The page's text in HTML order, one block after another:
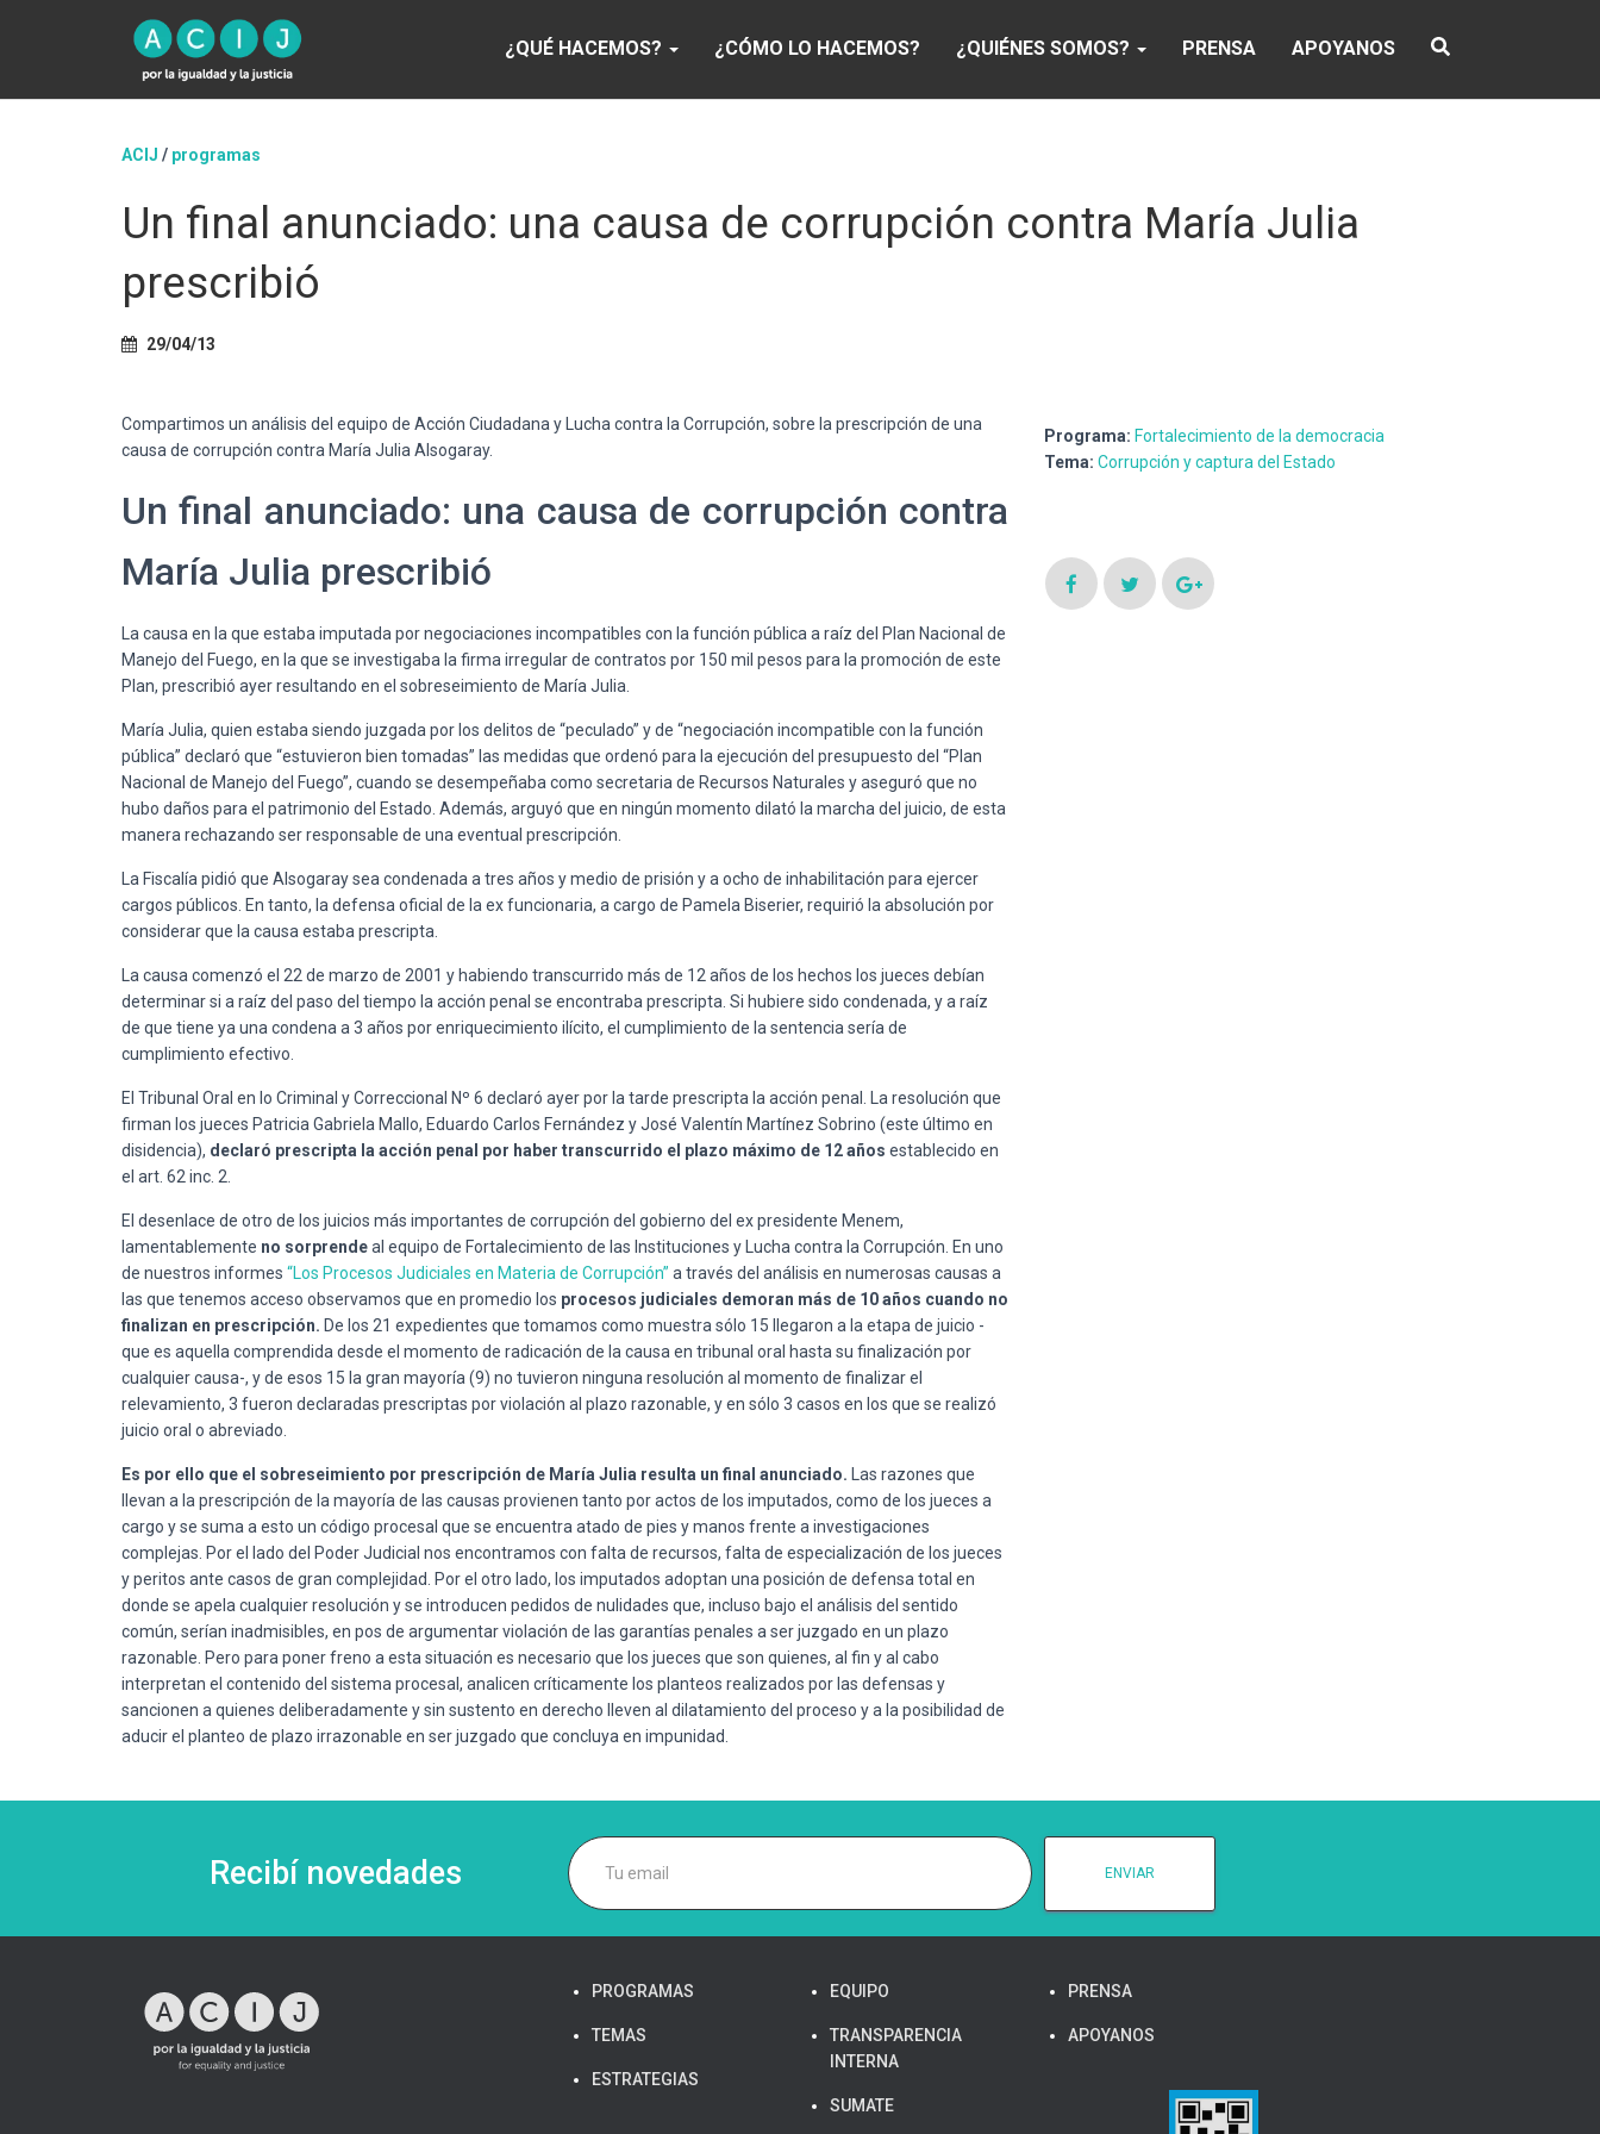
¿QUÉ HACEMOS? ¿CÓMO LO HACEMOS? ¿QUIÉNES SOMOS? PRENSA APOYANOS
ACIJ / programas
Un final anunciado: una causa de corrupción contra María Julia
prescribió
29/04/13
Compartimos un análisis del equipo de Acción Ciudadana y Lucha contra la Corrupción, sobre la prescripción de una
causa de corrupción contra María Julia Alsogaray.
Un final anunciado: una causa de corrupción contra
María Julia prescribió
La causa en la que estaba imputada por negociaciones incompatibles con la función pública a raíz del Plan Nacional de
Manejo del Fuego, en la que se investigaba la firma irregular de contratos por 150 mil pesos para la promoción de este
Plan, prescribió ayer resultando en el sobreseimiento de María Julia.
María Julia, quien estaba siendo juzgada por los delitos de “peculado” y de “negociación incompatible con la función
pública” declaró que “estuvieron bien tomadas” las medidas que ordenó para la ejecución del presupuesto del “Plan
Nacional de Manejo del Fuego”, cuando se desempeñaba como secretaria de Recursos Naturales y aseguró que no
hubo daños para el patrimonio del Estado. Además, arguyó que en ningún momento dilató la marcha del juicio, de esta
manera rechazando ser responsable de una eventual prescripción.
La Fiscalía pidió que Alsogaray sea condenada a tres años y medio de prisión y a ocho de inhabilitación para ejercer
cargos públicos. En tanto, la defensa oficial de la ex funcionaria, a cargo de Pamela Biserier, requirió la absolución por
considerar que la causa estaba prescripta.
La causa comenzó el 22 de marzo de 2001 y habiendo transcurrido más de 12 años de los hechos los jueces debían
determinar si a raíz del paso del tiempo la acción penal se encontraba prescripta. Si hubiere sido condenada, y a raíz
de que tiene ya una condena a 3 años por enriquecimiento ilícito, el cumplimiento de la sentencia sería de
cumplimiento efectivo.
El Tribunal Oral en lo Criminal y Correccional Nº 6 declaró ayer por la tarde prescripta la acción penal. La resolución que
firman los jueces Patricia Gabriela Mallo, Eduardo Carlos Fernández y José Valentín Martínez Sobrino (este último en
disidencia), declaró prescripta la acción penal por haber transcurrido el plazo máximo de 12 años establecido en
el art. 62 inc. 2.
El desenlace de otro de los juicios más importantes de corrupción del gobierno del ex presidente Menem,
lamentablemente no sorprendeal equipo de Fortalecimiento de las Instituciones y Lucha contra la Corrupción. En uno
de nuestros informes “Los Procesos Judiciales en Materia de Corrupción” a través del análisis en numerosas causas a
las que tenemos acceso observamos que en promedio los procesos judiciales demoran más de 10 años cuando no
finalizan en prescripción. De los 21 expedientes que tomamos como muestra sólo 15 llegaron a la etapa de juicio -
que es aquella comprendida desde el momento de radicación de la causa en tribunal oral hasta su finalización por
cualquier causa-, y de esos 15 la gran mayoría (9) no tuvieron ninguna resolución al momento de finalizar el
relevamiento, 3 fueron declaradas prescriptas por violación al plazo razonable, y en sólo 3 casos en los que se realizó
juicio oral o abreviado.
Es por ello que el sobreseimiento por prescripción de María Julia resulta un final anunciado. Las razones que
llevan a la prescripción de la mayoría de las causas provienen tanto por actos de los imputados, como de los jueces a
cargo y se suma a esto un código procesal que se encuentra atado de pies y manos frente a investigaciones
complejas. Por el lado del Poder Judicial nos encontramos con falta de recursos, falta de especialización de los jueces
y peritos ante casos de gran complejidad. Por el otro lado, los imputados adoptan una posición de defensa total en
donde se apela cualquier resolución y se introducen pedidos de nulidades que, incluso bajo el análisis del sentido
común, serían inadmisibles, en pos de argumentar violación de las garantías penales a ser juzgado en un plazo
razonable. Pero para poner freno a esta situación es necesario que los jueces que son quienes, al fin y al cabo
interpretan el contenido del sistema procesal, analicen críticamente los planteos realizados por las defensas y
sancionen a quienes deliberadamente y sin sustento en derecho lleven al dilatamiento del proceso y a la posibilidad de
aducir el planteo de plazo irrazonable en ser juzgado que concluya en impunidad.
Programa: Fortalecimiento de la democracia
Tema: Corrupción y captura del Estado
Recibí novedades
PROGRAMAS
TEMAS
ESTRATEGIAS
EQUIPO
TRANSPARENCIA
INTERNA
SUMATE
PRENSA
APOYANOS